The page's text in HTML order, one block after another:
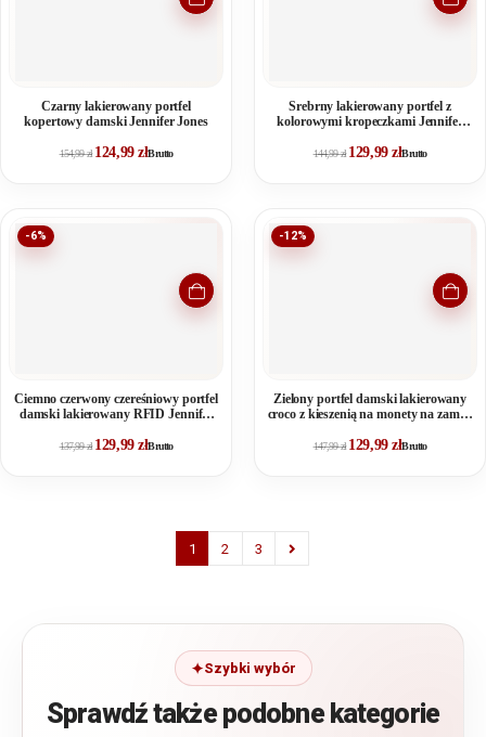
Czarny lakierowany portfel
kopertowy damski Jennifer Jones
154,99zł 124,99złBrutto
Srebrny lakierowany portfel z
kolorowymi kropeczkami Jennifer
144,99zł 129,99złBrutto
-6%
Ciemno czerwony czereśniowy portfel
damski lakierowany RFID Jennifer
137,99zł 129,99złBrutto
-12%
Zielony portfel damski lakierowany
croco z kieszenią na monety na zamek
147,99zł 129,99złBrutto
1 2 3
Szybki wybór
Sprawdź także podobne kategorie